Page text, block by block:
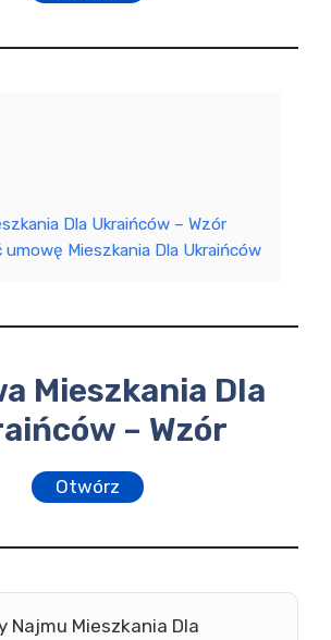
Dla Ukraińców – Wzór
umowę Mieszkania Dla Ukraińców
Mieszkania Dla
– Wzór
Otwórz
Najmu Mieszkania Dla